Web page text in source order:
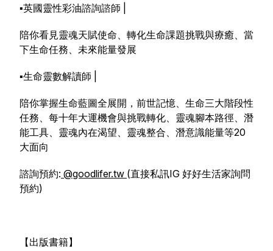
▪️英國靈性彩油諮詢諮師 |
陪你看見靈魂天賦使命、轉化生命課題挑戰與療癒、當
下生命任務、未來能量發展
▪️生命靈數解讀師 |
陪你掌握生命藍圖全展開，前世記憶、生命三大階段性
任務、每十年大運機會與挑戰轉化、靈魂腳本路徑、潛
能工具、靈魂內在渴望、靈魂整合、潛意識能量等20
大面向
諮詢預約: @goodlifer.tw (直接私訊IG 好好生活家詢問
預約)
【出版書籍】